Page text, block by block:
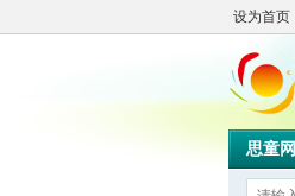
设为首页
思童网